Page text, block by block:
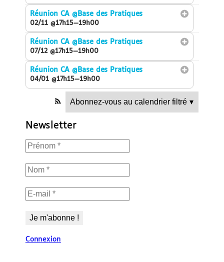
Réunion CA@Base des Pratiques
02/11 @17h15—19h00
Réunion CA@Base des Pratiques
07/12 @17h15—19h00
Réunion CA@Base des Pratiques
04/01 @17h15—19h00
Abonnez-vous au calendrier filtré ▾
Newsletter
Connexion